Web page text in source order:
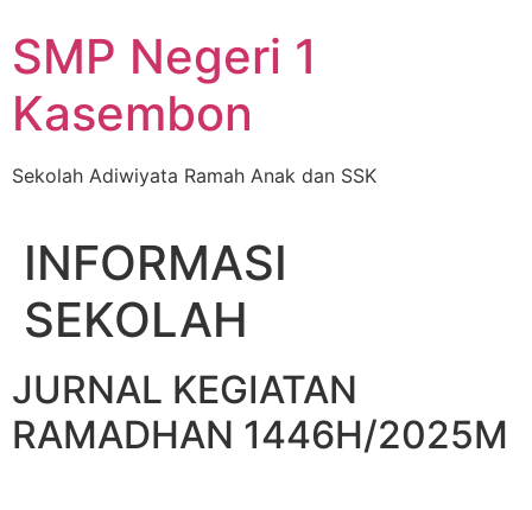
to
content
SMP Negeri 1
Kasembon
Sekolah Adiwiyata Ramah Anak dan SSK
INFORMASI
SEKOLAH
JURNAL KEGIATAN
RAMADHAN 1446H/2025M